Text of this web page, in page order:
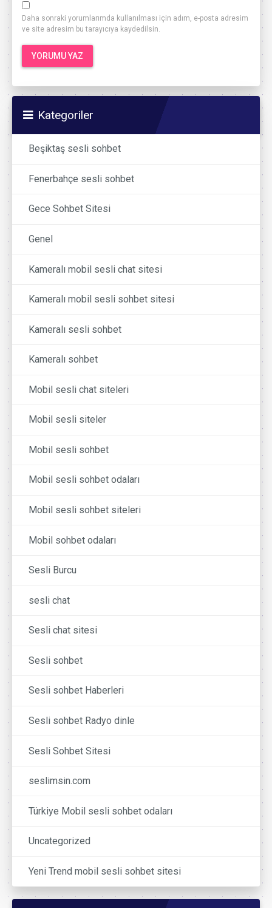
Daha sonraki yorumlarımda kullanılması için adım, e-posta adresim
ve site adresim bu tarayıcıya kaydedilsin.
Kategoriler
Beşiktaş sesli sohbet
Fenerbahçe sesli sohbet
Gece Sohbet Sitesi
Genel
Kameralı mobil sesli chat sitesi
Kameralı mobil sesli sohbet sitesi
Kameralı sesli sohbet
Kameralı sohbet
Mobil sesli chat siteleri
Mobil sesli siteler
Mobil sesli sohbet
Mobil sesli sohbet odaları
Mobil sesli sohbet siteleri
Mobil sohbet odaları
Sesli Burcu
sesli chat
Sesli chat sitesi
Sesli sohbet
Sesli sohbet Haberleri
Sesli sohbet Radyo dinle
Sesli Sohbet Sitesi
seslimsin.com
Türkiye Mobil sesli sohbet odaları
Uncategorized
Yeni Trend mobil sesli sohbet sitesi